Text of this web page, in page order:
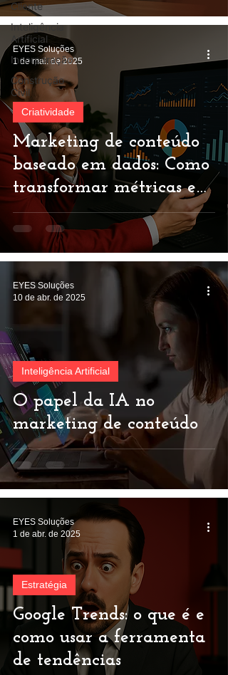
Cliente
Inteligência
Artificial
Incorporação
Construção
Civil
Marketing de conteúdo
baseado em dados: Como
transformar métricas em
estratégias eficazes
Criatividade
EYES Soluções
1 de mai. de 2025
O papel da IA no
marketing de conteúdo
Inteligência Artificial
EYES Soluções
10 de abr. de 2025
Google Trends: o que é e
como usar a ferramenta
de tendências
Estratégia
EYES Soluções
1 de abr. de 2025